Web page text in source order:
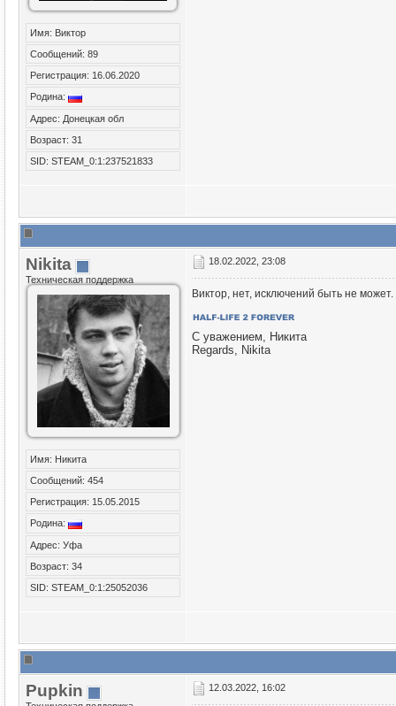
Имя: Виктор
Сообщений: 89
Регистрация: 16.06.2020
Родина:
Адрес: Донецкая обл
Возраст: 31
SID: STEAM_0:1:237521833
Nikita
Техническая поддержка
Имя: Никита
Сообщений: 454
Регистрация: 15.05.2015
Родина:
Адрес: Уфа
Возраст: 34
SID: STEAM_0:1:25052036
18.02.2022, 23:08
Виктор, нет, исключений быть не может.
С уважением, Никита
Regards, Nikita
Puрkin 12.03.2022, 16:02